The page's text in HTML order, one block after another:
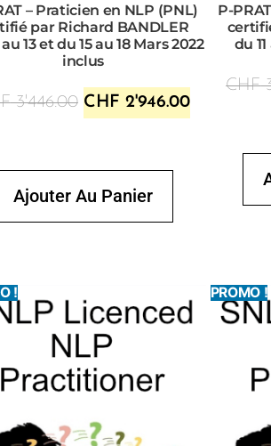
– Praticien en NLP (PNL)
par Richard BANDLER
13 et du 15 au 18 Mars 2022
inclus
3'446.00 CHF 2'946.00
Ajouter Au Panier
P-
du
CHF
! PROMO !